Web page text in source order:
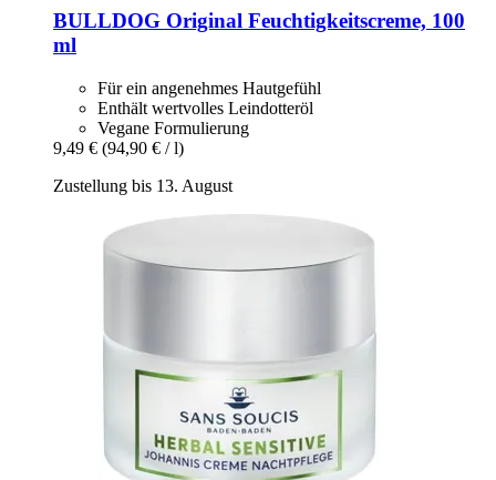
BULLDOG Original Feuchtigkeitscreme, 100
ml
Für ein angenehmes Hautgefühl
Enthält wertvolles Leindotteröl
Vegane Formulierung
9,49 € (94,90 € / l)
Zustellung bis 13. August